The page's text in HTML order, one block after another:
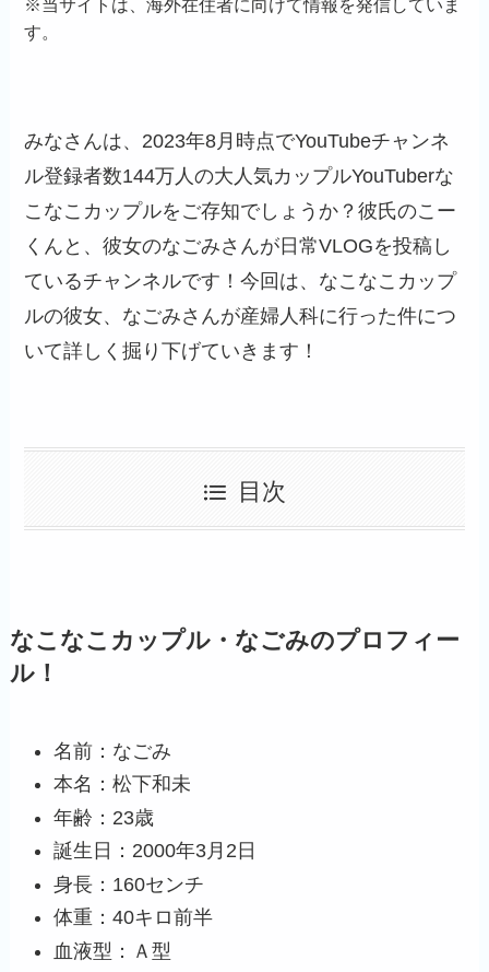
※当サイトは、海外在住者に向けて情報を発信していま
す。
みなさんは、2023年8月時点でYouTubeチャンネ
ル登録者数144万人の大人気カップルYouTuberな
こなこカップルをご存知でしょうか？彼氏のこー
くんと、彼女のなごみさんが日常VLOGを投稿し
ているチャンネルです！今回は、なこなこカップ
ルの彼女、なごみさんが産婦人科に行った件につ
いて詳しく掘り下げていきます！
目次
なこなこカップル・なごみのプロフィー
ル！
名前：なごみ
本名：松下和未
年齢：23歳
誕生日：2000年3月2日
身長：160センチ
体重：40キロ前半
血液型：Ａ型